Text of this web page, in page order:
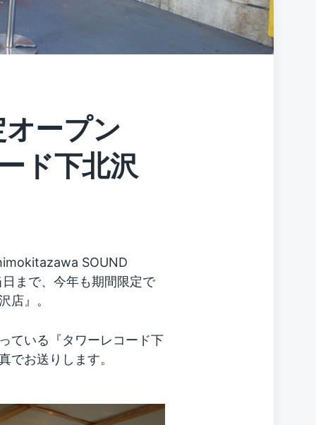
ープン
ド下北沢
SOUND
まで、今年も期間限定で
店』。
ている『タワーレコード下
でお送りします。